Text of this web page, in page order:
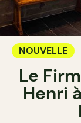
NOUVELLE
Le
Henri